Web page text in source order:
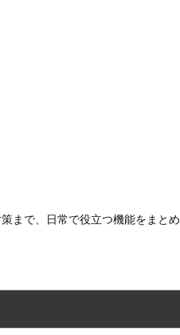
まで、日常で役立つ機能をまと